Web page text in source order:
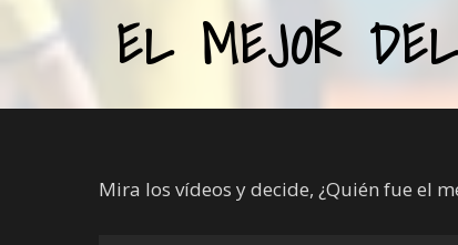
EL MEJOR
Mira los vídeos y decide, ¿Quién fue el